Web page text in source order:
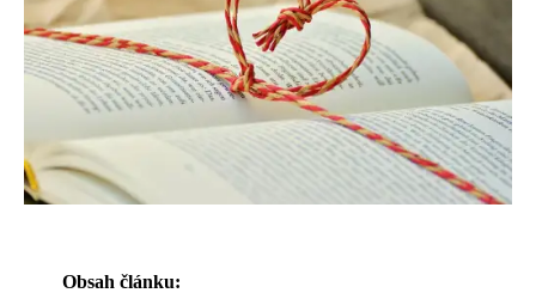
Obsah článku: